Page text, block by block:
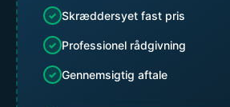
Skræddersyet fast pris
Professionel rådgivning
Gennemsigtig aftale